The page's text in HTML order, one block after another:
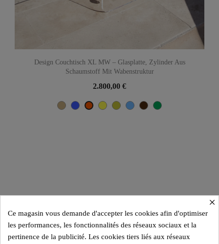
Design Couchtisch XL MW – Glasplatte, Zylinder Aus
Schaumstoff Mit Wabenstruktur
2.800,00 €
BeigeBlauOrangeGelbOliveTÜRKISCH-BLAU
BraunGrün
×
Ce magasin vous demande d'accepter les cookies afin d'optimiser
les performances, les fonctionnalités des réseaux sociaux et la
pertinence de la publicité. Les cookies tiers liés aux réseaux